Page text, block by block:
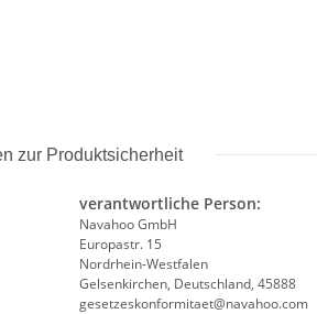
zur Produktsicherheit
verantwortliche Person:
Navahoo GmbH
Europastr. 15
Nordrhein-Westfalen
Gelsenkirchen, Deutschland, 45888
gesetzeskonformitaet@navahoo.com